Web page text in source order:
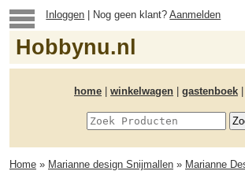
Inloggen | Nog geen klant?Aanmelden
Hobbynu.nl
home winkelwagen gastenboek
Home » Marianne design Snijmallen » Marianne